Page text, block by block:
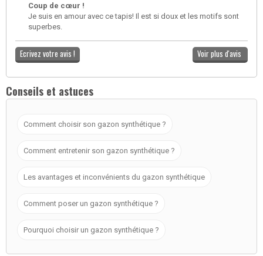
Coup de cœur !
Je suis en amour avec ce tapis! Il est si doux et les motifs sont
superbes.
Ecrivez votre avis ! Voir plus d'avis
Conseils et astuces
Comment choisir son gazon synthétique ?
Comment entretenir son gazon synthétique ?
Les avantages et inconvénients du gazon synthétique
Comment poser un gazon synthétique ?
Pourquoi choisir un gazon synthétique ?